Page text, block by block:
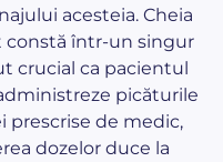
acesteia. Cheia
constă într-un singur
crucial ca pacientul
picăturile
prescrise de medic,
dozelor duce la